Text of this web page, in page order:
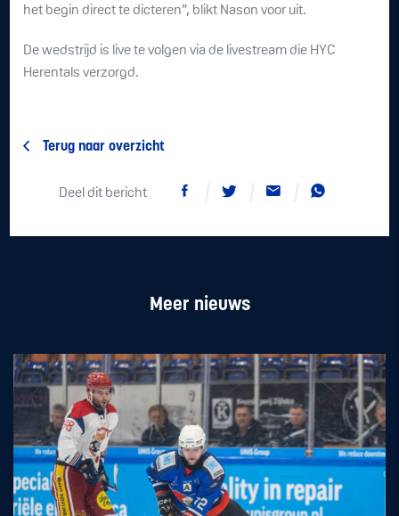
het begin direct te dicteren”, blikt Nason voor uit.
De wedstrijd is live te volgen via de livestream die HYC
Herentals verzorgd.
Terug naar overzicht
Deel dit bericht
Meer nieuws